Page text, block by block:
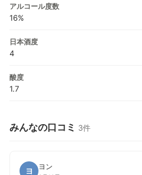
アルコール度数
16%
日本酒度
4
酸度
1.7
みんなの口コミ 3件
ヨ ヨン